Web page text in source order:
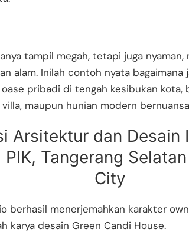
tampil megah, tetapi juga nyaman,
alam. Inilah contoh nyata bagaimana
pribadi di tengah kesibukan kota,
maupun hunian modern
Arsitektur dan Desain
Tangerang
City
berhasil menerjemahkan karakter
karya desain Green Candi House.